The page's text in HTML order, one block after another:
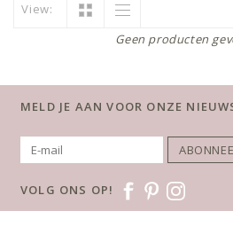
View:
Geen producten
MELD JE AAN VOOR ONZE
VOLG ONS OP!